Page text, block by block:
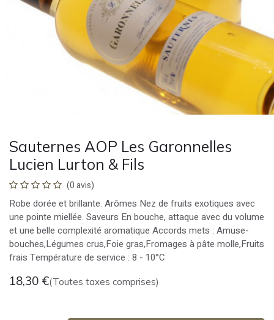
Sauternes AOP Les Garonnelles
Lucien Lurton & Fils
(0 avis)
Robe dorée et brillante. Arômes Nez de fruits exotiques avec
une pointe miellée. Saveurs En bouche, attaque avec du volume
et une belle complexité aromatique Accords mets : Amuse-
bouches,Légumes crus,Foie gras,Fromages à pâte molle,Fruits
frais Température de service : 8 - 10°C
18,30 €(Toutes taxes comprises)